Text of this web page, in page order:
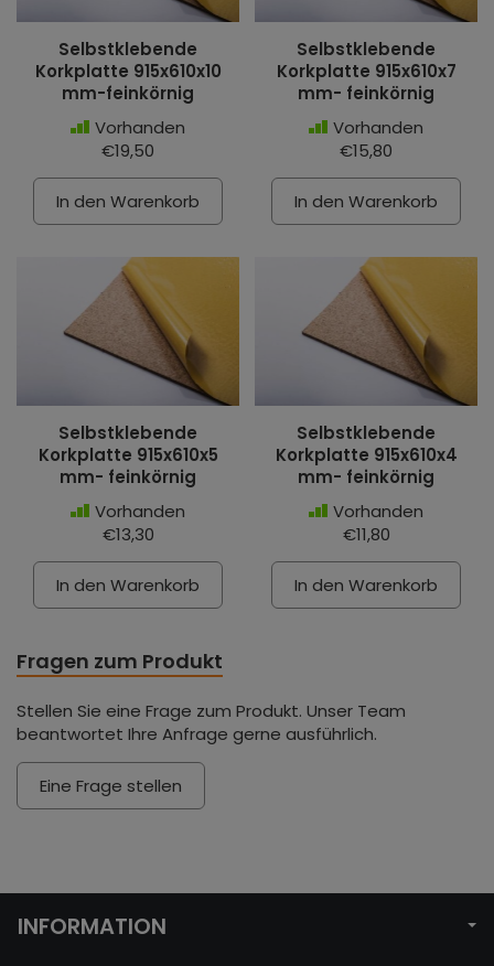
Selbstklebende
Korkplatte 915x610x10
mm-feinkörnig
Vorhanden
€19,50
In den Warenkorb
Selbstklebende
Korkplatte 915x610x7
mm- feinkörnig
Vorhanden
€15,80
In den Warenkorb
Selbstklebende
Korkplatte 915x610x5
mm- feinkörnig
Vorhanden
€13,30
In den Warenkorb
Selbstklebende
Korkplatte 915x610x4
mm- feinkörnig
Vorhanden
€11,80
In den Warenkorb
Fragen zum Produkt
Stellen Sie eine Frage zum Produkt. Unser Team
beantwortet Ihre Anfrage gerne ausführlich.
Eine Frage stellen
INFORMATION